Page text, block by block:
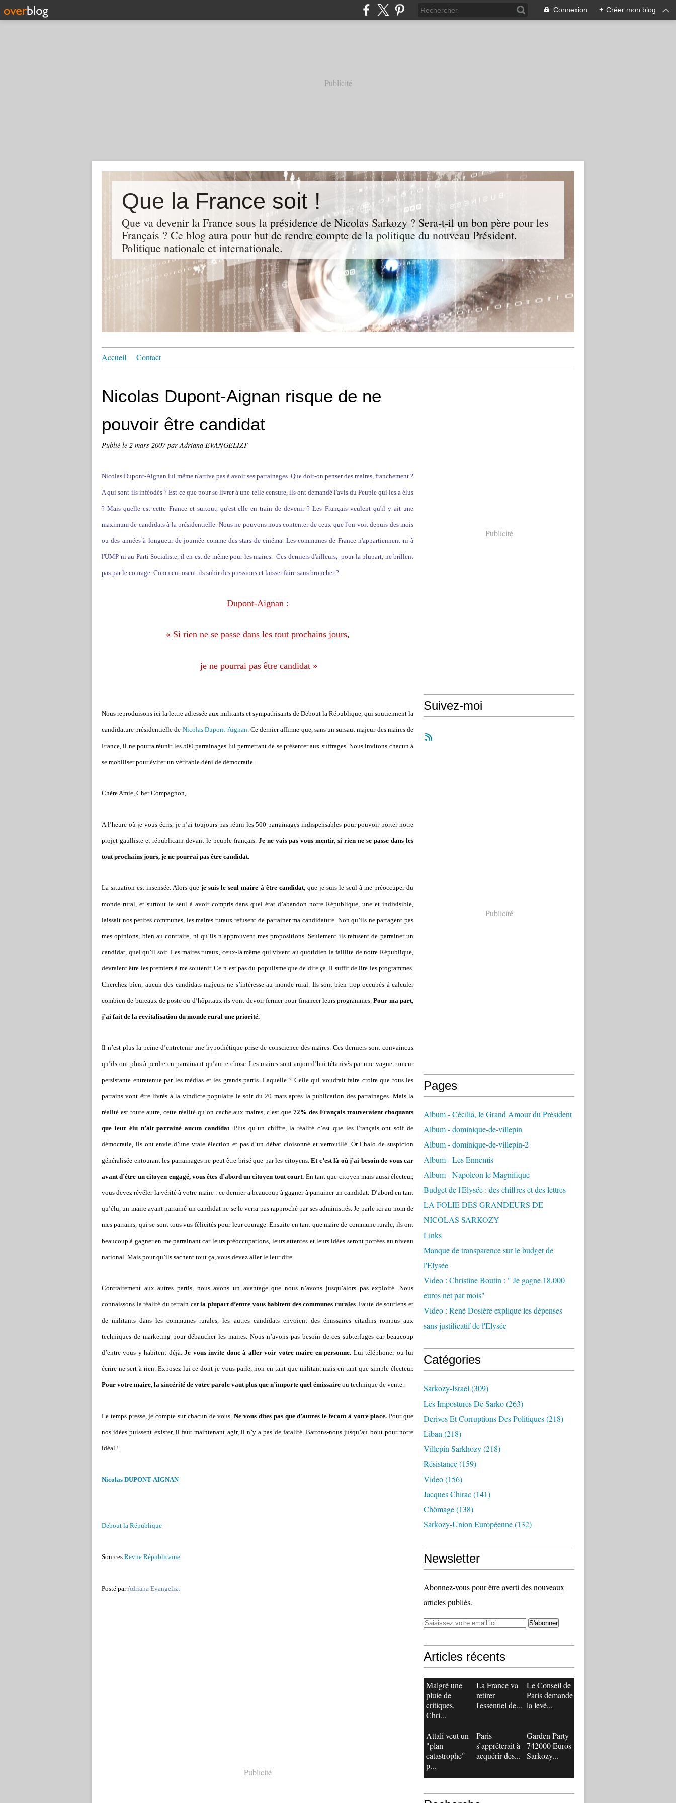
Connexion + Créer mon blog
Publicité
Que la France soit !
Que va devenir la France sous la présidence de Nicolas Sarkozy ? Sera-t-il un bon père pour les
Français ? Ce blog aura pour but de rendre compte de la politique du nouveau Président.
Politique nationale et internationale.
Accueil Contact
Nicolas Dupont-Aignan risque de ne
pouvoir être candidat
Publié le 2 mars 2007par Adriana EVANGELIZT
Nicolas Dupont-Aignan lui même n'arrive pas à avoir ses parrainages. Que doit-on penser des maires, franchement ?
A qui sont-ils inféodés ? Est-ce que pour se livrer à une telle censure, ils ont demandé l'avis du Peuple qui les a élus
? Mais quelle est cette France et surtout, qu'est-elle en train de devenir ? Les Français veulent qu'il y ait une
maximum de candidats à la présidentielle. Nous ne pouvons nous contenter de ceux que l'on voit depuis des mois
ou des années à longueur de journée comme des stars de cinéma. Les communes de France n'appartiennent ni à
l'UMP ni au Parti Socialiste, il en est de même pour les maires. Ces derniers d'ailleurs, pour la plupart, ne brillent
pas par le courage. Comment osent-ils subir des pressions et laisser faire sans broncher ?
Dupont-Aignan :
« Si rien ne se passe dans les tout prochains jours,
je ne pourrai pas être candidat »
Nous reproduisons ici la lettre adressée aux militants et sympathisants de Debout la République, qui soutiennent la
candidature présidentielle de Nicolas Dupont-Aignan. Ce dernier affirme que, sans un sursaut majeur des maires de
France, il ne pourra réunir les 500 parrainages lui permettant de se présenter aux suffrages. Nous invitons chacun à
se mobiliser pour éviter un véritable déni de démocratie.
Chère Amie, Cher Compagnon,
A l’heure où je vous écris, je n’ai toujours pas réuni les 500 parrainages indispensables pour pouvoir porter notre
projet gaulliste et républicain devant le peuple français. Je ne vais pas vous mentir, si rien ne se passe dans les
tout prochains jours, je ne pourrai pas être candidat.
La situation est insensée. Alors queje suis le seul maire à être candidat, que je suis le seul à me préoccuper du
monde rural, et surtout le seul à avoir compris dans quel état d’abandon notre République, une et indivisible,
laissait nos petites communes, les maires ruraux refusent de parrainer ma candidature. Non qu’ils ne partagent pas
mes opinions, bien au contraire, ni qu’ils n’approuvent mes propositions. Seulement ils refusent de parrainer un
candidat, quel qu’il soit. Les maires ruraux, ceux-là même qui vivent au quotidien la faillite de notre République,
devraient être les premiers à me soutenir. Ce n’est pas du populisme que de dire ça. Il suffit de lire les programmes.
Cherchez bien, aucun des candidats majeurs ne s’intéresse au monde rural. Ils sont bien trop occupés à calculer
combien de bureaux de poste ou d’hôpitaux ils vont devoir fermer pour financer leurs programmes.Pour ma part,
j’ai fait de la revitalisation du monde rural une priorité.
Il n’est plus la peine d’entretenir une hypothétique prise de conscience des maires. Ces derniers sont convaincus
qu’ils ont plus à perdre en parrainant qu’autre chose. Les maires sont aujourd’hui tétanisés par une vague rumeur
persistante entretenue par les médias et les grands partis. Laquelle ? Celle qui voudrait faire croire que tous les
parrains vont être livrés à la vindicte populaire le soir du 20 mars après la publication des parrainages. Mais la
réalité est toute autre, cette réalité qu’on cache aux maires, c’est que 72% des Français trouveraient choquants
que leur élu n’ait parrainé aucun candidat. Plus qu’un chiffre, la réalité c’est que les Français ont soif de
démocratie, ils ont envie d’une vraie élection et pas d’un débat cloisonné et verrouillé. Or l’halo de suspicion
généralisée entourant les parrainages ne peut être brisé que par les citoyens. Et c’est là où j’ai besoin de vous car
avant d’être un citoyen engagé, vous êtes d’abord un citoyen tout court. En tant que citoyen mais aussi électeur,
vous devez révéler la vérité à votre maire : ce dernier a beaucoup à gagner à parrainer un candidat. D’abord en tant
qu’élu, un maire ayant parrainé un candidat ne se le verra pas rapproché par ses administrés. Je parle ici au nom de
mes parrains, qui se sont tous vus félicités pour leur courage. Ensuite en tant que maire de commune rurale, ils ont
beaucoup à gagner en me parrainant car leurs préoccupations, leurs attentes et leurs idées seront portées au niveau
national. Mais pour qu’ils sachent tout ça, vous devez aller le leur dire.
Contrairement aux autres partis, nous avons un avantage que nous n’avons jusqu’alors pas exploité. Nous
connaissons la réalité du terrain carla plupart d’entre vous habitent des communes rurales. Faute de soutiens et
de militants dans les communes rurales, les autres candidats envoient des émissaires citadins rompus aux
techniques de marketing pour débaucher les maires. Nous n’avons pas besoin de ces subterfuges car beaucoup
d’entre vous y habitent déjà.Je vous invite donc à aller voir votre maire en personne. Lui téléphoner ou lui
écrire ne sert à rien. Exposez-lui ce dont je vous parle, non en tant que militant mais en tant que simple électeur.
Pour votre maire, la sincérité de votre parole vaut plus que n’importe quel émissaire ou technique de vente.
Le temps presse, je compte sur chacun de vous.Ne vous dites pas que d’autres le feront à votre place. Pour que
nos idées puissent exister, il faut maintenant agir, il n’y a pas de fatalité. Battons-nous jusqu’au bout pour notre
idéal !
Nicolas DUPONT-AIGNAN
Debout la République
Sources Revue Républicaine
Posté parAdriana Evangelizt
Publicité
Publicité
Suivez-moi
Publicité
Pages
Album - Cécilia, le Grand Amour du Président
Album - dominique-de-villepin
Album - dominique-de-villepin-2
Album - Les Ennemis
Album - Napoleon le Magnifique
Budget de l'Elysée : des chiffres et des lettres
LA FOLIE DES GRANDEURS DE
NICOLAS SARKOZY
Links
Manque de transparence sur le budget de
l'Elysée
Video : Christine Boutin : " Je gagne 18.000
euros net par mois"
Video : René Dosière explique les dépenses
sans justificatif de l'Elysée
Catégories
Sarkozy-Israel (309)
Les Impostures De Sarko(263)
Derives Et Corruptions Des Politiques(218)
Liban (218)
Villepin Sarkhozy(218)
Résistance(159)
Video(156)
Jacques Chirac(141)
Chômage(138)
Sarkozy-Union Européenne(132)
Newsletter
Abonnez-vous pour être averti des nouveaux
articles publiés.
Articles récents
Malgré une
pluie de
critiques,
Chri...
La France va
retirer
l'essentiel de...
Le Conseil de
Paris demande
la levé...
Attali veut un
"plan
catastrophe"
p...
Paris
s’apprêterait à
acquérir des...
Garden Party
742000 Euros :
Sarkozy...